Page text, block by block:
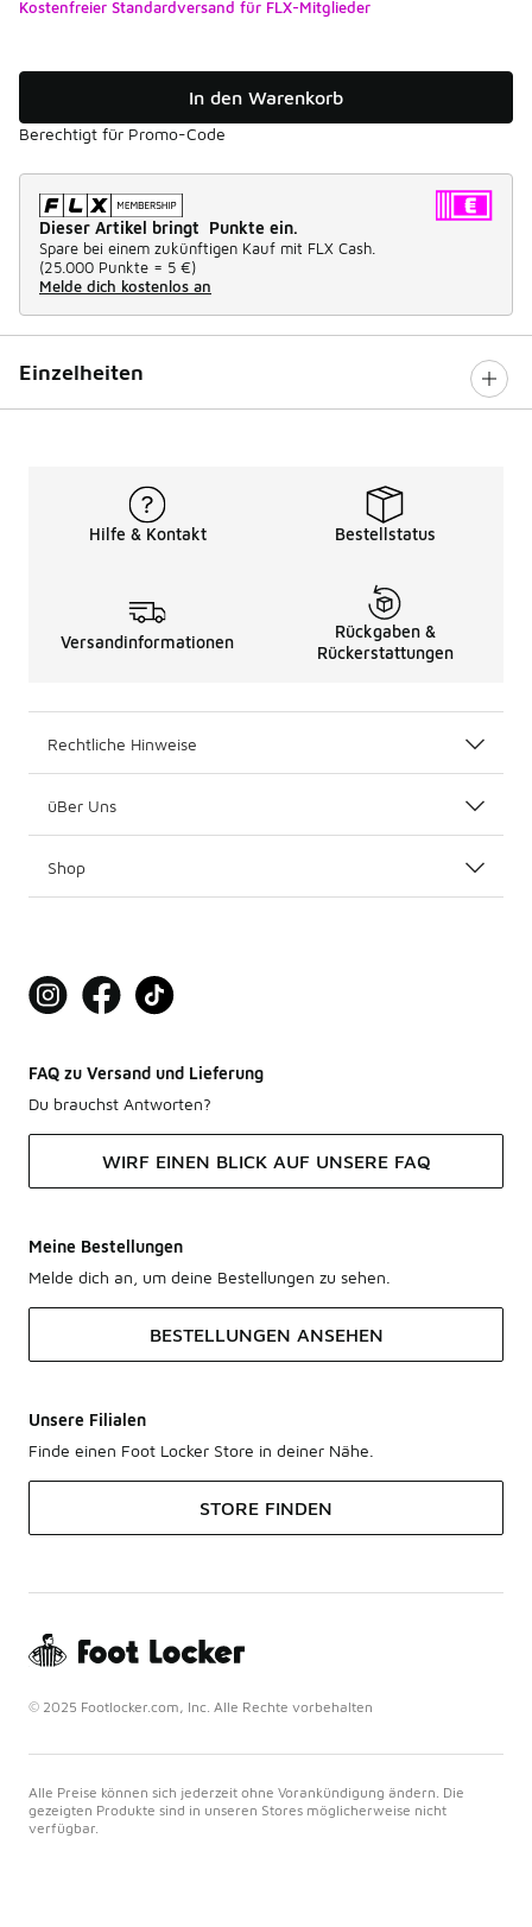
Kostenfreier Standardversand für FLX-Mitglieder
In den Warenkorb
Berechtigt für Promo-Code
Dieser Artikel bringt Punkte ein.
Spare bei einem zukünftigen Kauf mit FLX Cash.
(25.000 Punkte = 5 €)
Melde dich kostenlos an
Einzelheiten
Hilfe & Kontakt Bestellstatus
Versandinformationen
Rückgaben &
Rückerstattungen
Rechtliche Hinweise
üBer Uns
Shop
FAQ zu Versand und Lieferung
Du brauchst Antworten?
WIRF EINEN BLICK AUF UNSERE FAQ
Meine Bestellungen
Melde dich an, um deine Bestellungen zu sehen.
BESTELLUNGEN ANSEHEN
Unsere Filialen
Finde einen Foot Locker Store in deiner Nähe.
STORE FINDEN
© 2025 Footlocker.com, Inc. Alle Rechte vorbehalten
Alle Preise können sich jederzeit ohne Vorankündigung ändern. Die
gezeigten Produkte sind in unseren Stores möglicherweise nicht
verfügbar.